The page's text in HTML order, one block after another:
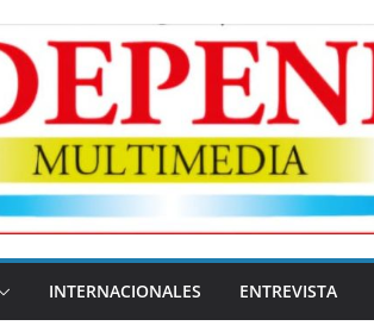
INTERNACIONALES ENTREVISTA